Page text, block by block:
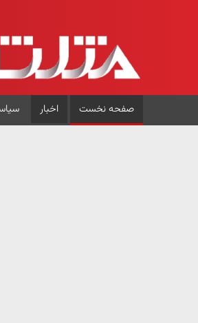
صفحه نخست اخبار